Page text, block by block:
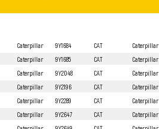
Caterpillar 9Y1684 CAT Caterpillar
Caterpillar 9Y1685 CAT Caterpillar
Caterpillar 9Y2048 CAT Caterpillar
Caterpillar 9Y2196 CAT Caterpillar
Caterpillar 9Y2289 CAT Caterpillar
Caterpillar 9Y2647 CAT Caterpillar